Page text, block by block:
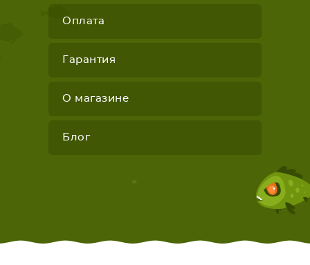
Оплата
Гарантия
О магазине
Блог